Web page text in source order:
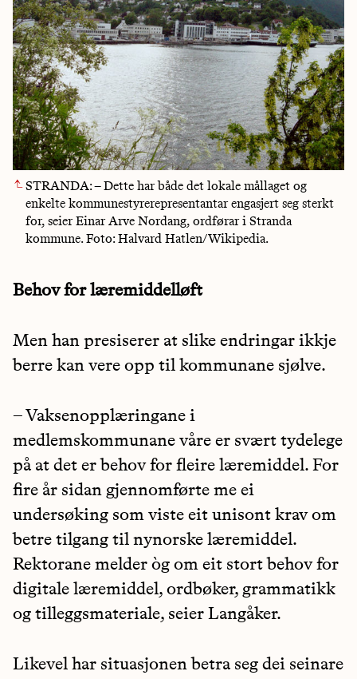
STRANDA: – Dette har både det lokale mållaget og
enkelte kommunestyrerepresentantar engasjert seg sterkt
for, seier Einar Arve Nordang, ordførar i Stranda
kommune. Foto: Halvard Hatlen/Wikipedia.
Behov for læremiddelløft
Men han presiserer at slike endringar ikkje
berre kan vere opp til kommunane sjølve.
– Vaksenopplæringane i
medlemskommunane våre er svært tydelege
på at det er behov for fleire læremiddel. For
fire år sidan gjennomførte me ei
undersøking som viste eit unisont krav om
betre tilgang til nynorske læremiddel.
Rektorane melder òg om eit stort behov for
digitale læremiddel, ordbøker, grammatikk
og tilleggsmateriale, seier Langåker.
Likevel har situasjonen betra seg dei seinare